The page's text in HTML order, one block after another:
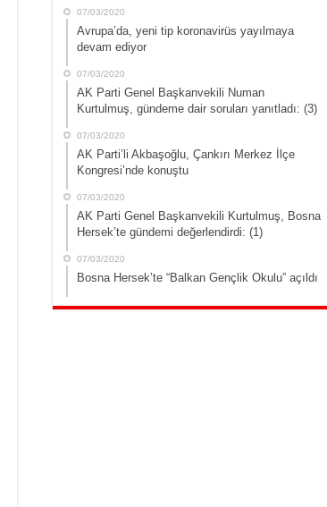
07/03/2020
Avrupa’da, yeni tip koronavirüs yayılmaya
devam ediyor
07/03/2020
AK Parti Genel Başkanvekili Numan
Kurtulmuş, gündeme dair soruları yanıtladı: (3)
07/03/2020
AK Parti’li Akbaşoğlu, Çankırı Merkez İlçe
Kongresi’nde konuştu
07/03/2020
AK Parti Genel Başkanvekili Kurtulmuş, Bosna
Hersek’te gündemi değerlendirdi: (1)
07/03/2020
Bosna Hersek’te “Balkan Gençlik Okulu” açıldı